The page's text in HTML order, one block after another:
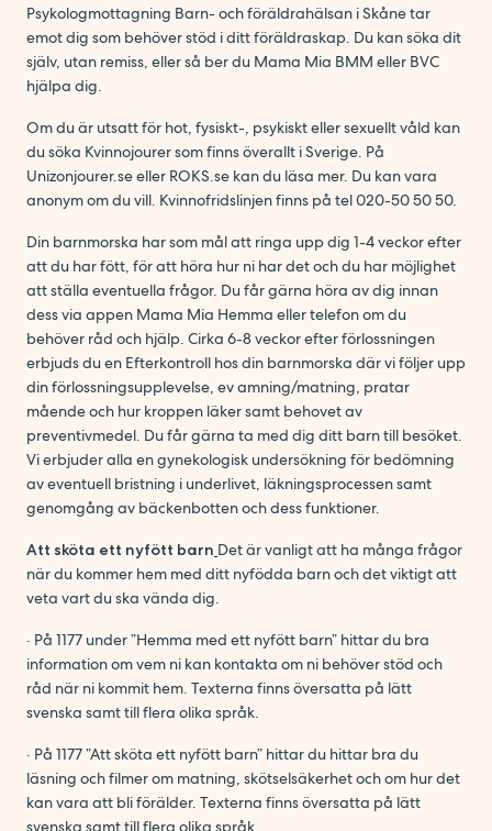
Psykologmottagning Barn- och föräldrahälsan i Skåne tar
emot dig som behöver stöd i ditt föräldraskap. Du kan söka dit
själv, utan remiss, eller så ber du Mama Mia BMM eller BVC
hjälpa dig.
Om du är utsatt för hot, fysiskt-, psykiskt eller sexuellt våld kan
du söka Kvinnojourer som finns överallt i Sverige. På
Unizonjourer.se eller ROKS.se kan du läsa mer. Du kan vara
anonym om du vill. Kvinnofridslinjen finns på tel 020-50 50 50.
Din barnmorska har som mål att ringa upp dig 1-4 veckor efter
att du har fött, för att höra hur ni har det och du har möjlighet
att ställa eventuella frågor. Du får gärna höra av dig innan
dess via appen Mama Mia Hemma eller telefon om du
behöver råd och hjälp. Cirka 6-8 veckor efter förlossningen
erbjuds du en Efterkontroll hos din barnmorska där vi följer upp
din förlossningsupplevelse, ev amning/matning, pratar
mående och hur kroppen läker samt behovet av
preventivmedel. Du får gärna ta med dig ditt barn till besöket.
Vi erbjuder alla en gynekologisk undersökning för bedömning
av eventuell bristning i underlivet, läkningsprocessen samt
genomgång av bäckenbotten och dess funktioner.
Att sköta ett nyfött barn Det är vanligt att ha många frågor
när du kommer hem med ditt nyfödda barn och det viktigt att
veta vart du ska vända dig.
· På 1177 under ”Hemma med ett nyfött barn” hittar du bra
information om vem ni kan kontakta om ni behöver stöd och
råd när ni kommit hem. Texterna finns översatta på lätt
svenska samt till flera olika språk.
· På 1177 ”Att sköta ett nyfött barn” hittar du hittar bra du
läsning och filmer om matning, skötselsäkerhet och om hur det
kan vara att bli förälder. Texterna finns översatta på lätt
svenska samt till flera olika språk.